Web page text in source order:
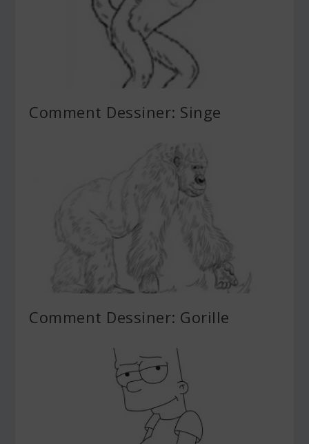
Comment Dessiner: Singe
Comment Dessiner: Gorille